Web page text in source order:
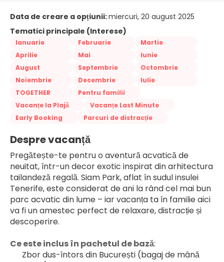
Data de creare a opțiunii:miercuri, 20 august 2025
Tematici principale (Interese)
Ianuarie Februarie
Martie
Aprilie
Mai
Iunie
August
Septembrie
Octombrie
Noiembrie
Decembrie
Iulie
TOGETHER
Pentru familii
Vacanțe la Plajă
Vacanțe Last Minute
Early Booking
Parcuri de distracție
Despre vacanță
Pregătește-te pentru o aventură acvatică de
neuitat, într-un decor exotic inspirat din arhitectura
tailandeză regală. Siam Park, aflat în sudul insulei
Tenerife, este considerat de ani la rând cel mai bun
parc acvatic din lume – iar vacanța ta în familie aici
va fi un amestec perfect de relaxare, distracție și
descoperire.
Ce este inclus în pachetul de bază:
Zbor dus-întors din București (bagaj de mână